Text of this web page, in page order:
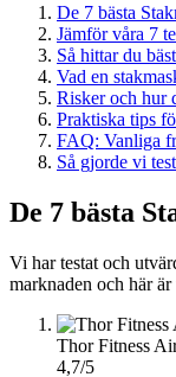
De 7 bästa
Jämför våra 7
Så hittar du
Vad en
Risker och hur
Praktiska tips
FAQ: Vanliga
Så gjorde vi
De 7 bästa
Vi har testat och
marknaden och här
Thor Fitness
4,7/5